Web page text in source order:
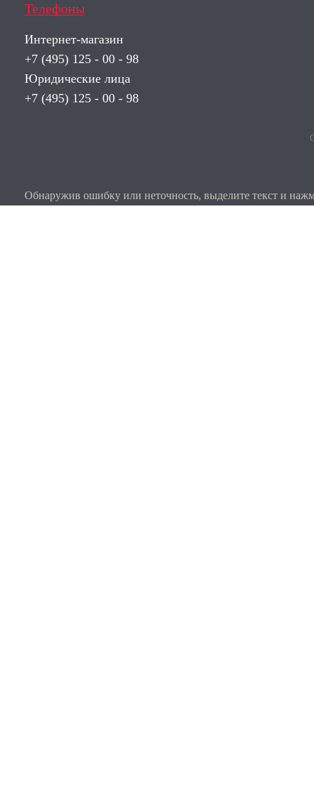
Телефоны
Интернет-магазин
+7 (495) 125 - 00 - 98
Юридические лица
+7 (495) 125 - 00 - 98
Обнаружив ошибку или неточность, выделите текст и